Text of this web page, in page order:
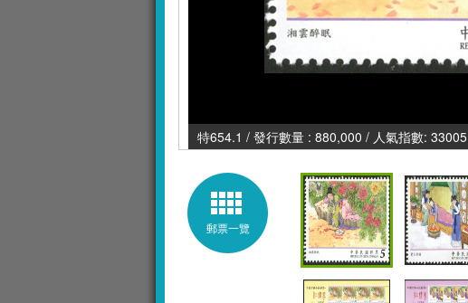
特654.1 / 發行數量 : 880,000 / 人氣指數: 33005
郵票一覽